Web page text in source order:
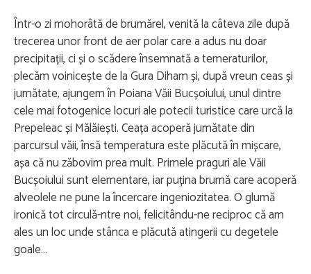
Într-o zi mohorâtă de brumărel, venită la câteva zile după
trecerea unor front de aer polar care a adus nu doar
precipitații, ci și o scădere însemnată a temeraturilor,
plecăm voinicește de la Gura Diham și, după vreun ceas și
jumătate, ajungem în Poiana Văii Bucșoiului, unul dintre
cele mai fotogenice locuri ale potecii turistice care urcă la
Prepeleac și Mălăiești. Ceața acoperă jumătate din
parcursul văii, însă temperatura este plăcută în mișcare,
așa că nu zăbovim prea mult. Primele praguri ale Văii
Bucșoiului sunt elementare, iar puțina brumă care acoperă
alveolele ne pune la încercare ingeniozitatea. O glumă
ironică tot circulă-ntre noi, felicitându-ne reciproc că am
ales un loc unde stânca e plăcută atingerii cu degetele
goale…